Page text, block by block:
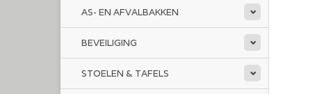
AS- EN AFVALBAKKEN
BEVEILIGING
STOELEN & TAFELS